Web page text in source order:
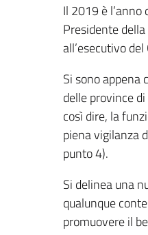
Il 2019 è
Presidente
all’esecutivo del
Si sono appena
delle province
così dire, la
piena vigilanza
punto 4).
Si delinea una
qualunque
promuovere il